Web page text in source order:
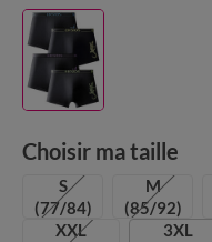
Choisir ma taille
S
(77/84)
M
(85/92)
XXL
3XL